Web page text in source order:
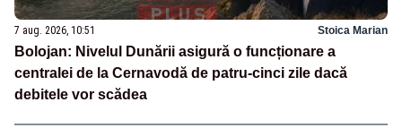
7 aug. 2026, 10:51 Stoica Marian
Bolojan: Nivelul Dunării asigură o funcționare a
centralei de la Cernavodă de patru-cinci zile dacă
debitele vor scădea